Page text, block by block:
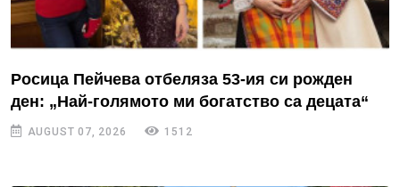
Росица Пейчева отбеляза 53-ия си рожден
ден: „Най-голямото ми богатство са децата“
AUGUST 07, 2026 1512